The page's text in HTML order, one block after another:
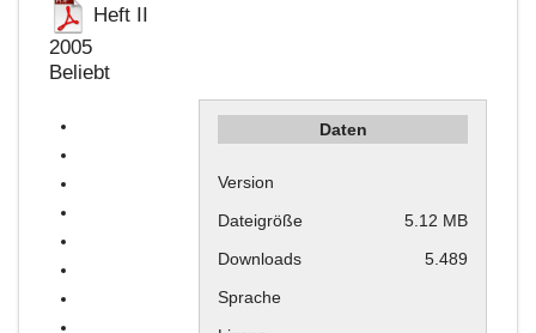
Heft II
2005
Beliebt
Daten
Version
Dateigröße
5.12 MB
Downloads
5.489
Sprache